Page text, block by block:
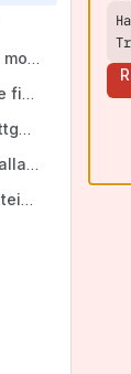
Systemanforderungen mobile APP
Systemsteuerung / Wie finde ich diese?
Kundenbereich mit Hottgenroth-ID
Fehlermeldungen Installation
Einlesen von Lizenzdateien